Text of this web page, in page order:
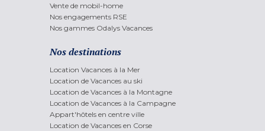
Vente de mobil-home
Nos engagements RSE
Nos gammes Odalys Vacances
Nos destinations
Location Vacances à la Mer
Location de Vacances au ski
Location de Vacances à la Montagne
Location de Vacances à la Campagne
Appart'hôtels en centre ville
Location de Vacances en Corse